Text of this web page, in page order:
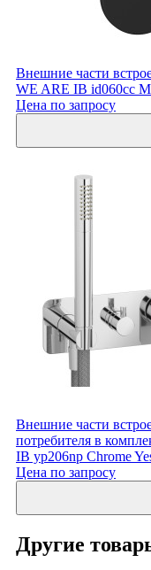
Внешние части
WE ARE IB id060cc
Цена по запросу
Внешние части
потребителя в
IB yp206np Chrome
Цена по запросу
Другие